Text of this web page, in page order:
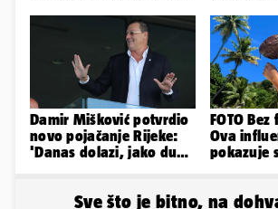
Damir Mišković potvrdio
novo pojačanje Rijeke:
'Danas dolazi, jako dugo
FOTO
Ova
pokazuje
Sve što je bitno, na